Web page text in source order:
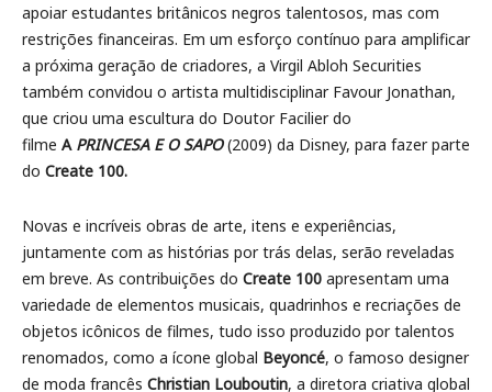
apoiar estudantes britânicos negros talentosos, mas com
restrições financeiras. Em um esforço contínuo para amplificar
a próxima geração de criadores, a Virgil Abloh Securities
também convidou o artista multidisciplinar Favour Jonathan,
que criou uma escultura do Doutor Facilier do
filme A PRINCESA E O SAPO(2009) da Disney, para fazer parte
do Create 100.
Novas e incríveis obras de arte, itens e experiências,
juntamente com as histórias por trás delas, serão reveladas
em breve. As contribuições do Create 100 apresentam uma
variedade de elementos musicais, quadrinhos e recriações de
objetos icônicos de filmes, tudo isso produzido por talentos
renomados, como a ícone global Beyoncé, o famoso designer
de moda francês Christian Louboutin, a diretora criativa global